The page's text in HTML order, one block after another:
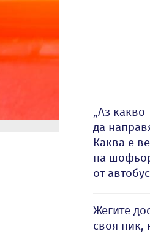
„Аз какво
да
Каква е
на
от
Жегите
своя пик,